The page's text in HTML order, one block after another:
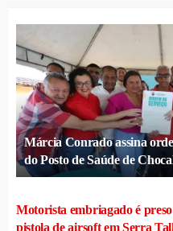
Márcia Conrado assina
do Posto de Saúde de
Motorista embriagado é
pistola de airsoft em Serra